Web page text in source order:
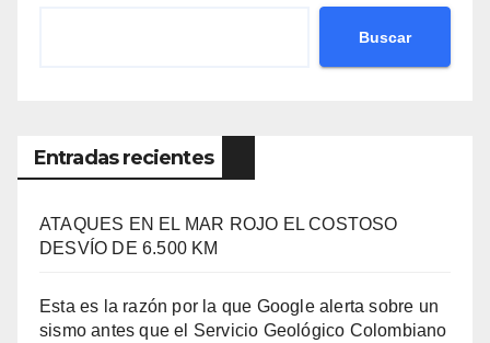
Buscar
Entradas recientes
ATAQUES EN EL MAR ROJO EL COSTOSO
DESVÍO DE 6.500 KM
Esta es la razón por la que Google alerta sobre un
sismo antes que el Servicio Geológico Colombiano